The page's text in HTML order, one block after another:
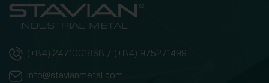
(+84) 2471001868 / (+84) 975271499
info@stavianmetal.com